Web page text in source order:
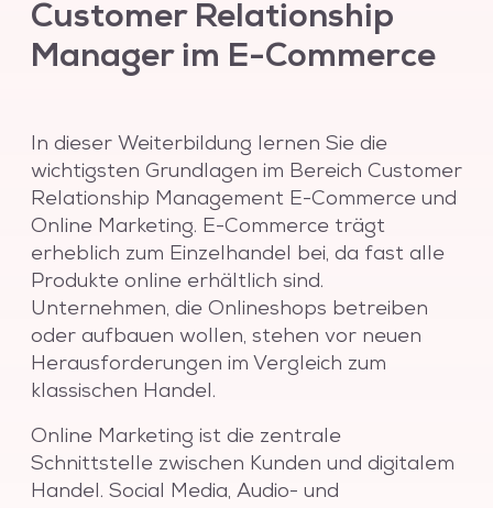
Customer Relationship
Manager im E-Commerce
In dieser Weiterbildung lernen Sie die
wichtigsten Grundlagen im Bereich Customer
Relationship Management E-Commerce und
Online Marketing. E-Commerce trägt
erheblich zum Einzelhandel bei, da fast alle
Produkte online erhältlich sind.
Unternehmen, die Onlineshops betreiben
oder aufbauen wollen, stehen vor neuen
Herausforderungen im Vergleich zum
klassischen Handel.
Online Marketing ist die zentrale
Schnittstelle zwischen Kunden und digitalem
Handel. Social Media, Audio- und